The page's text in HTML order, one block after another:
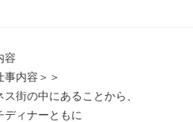
容
事内容＞＞
ス街の中にあることから、
ディナーともに